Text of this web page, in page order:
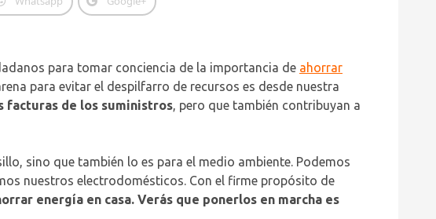
para tomar conciencia de la importancia de ahorrar
para evitar el despilfarro de recursos es desde nuestra
facturas de los suministros, pero que también contribuyan a
sino que también lo es para el medio ambiente. Podemos
nuestros electrodomésticos. Con el firme propósito de
energía en casa. Verás que ponerlos en marcha es